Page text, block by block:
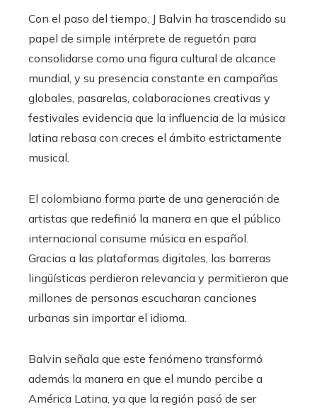
Con el paso del tiempo, J Balvin ha trascendido su
papel de simple intérprete de reguetón para
consolidarse como una figura cultural de alcance
mundial, y su presencia constante en campañas
globales, pasarelas, colaboraciones creativas y
festivales evidencia que la influencia de la música
latina rebasa con creces el ámbito estrictamente
musical.
El colombiano forma parte de una generación de
artistas que redefinió la manera en que el público
internacional consume música en español.
Gracias a las plataformas digitales, las barreras
lingüísticas perdieron relevancia y permitieron que
millones de personas escucharan canciones
urbanas sin importar el idioma.
Balvin señala que este fenómeno transformó
además la manera en que el mundo percibe a
América Latina, ya que la región pasó de ser